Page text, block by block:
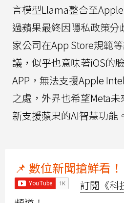
言模型Llama整合至
過蘋果最終因隱私政策分
家公司在App Store規範
議，似乎也意味著iOS的
APP，無法支援Apple
之處，外界也希望Meta
新支援蘋果的AI智慧功能。
📌 數位新聞搶鮮看！
訂閱《科